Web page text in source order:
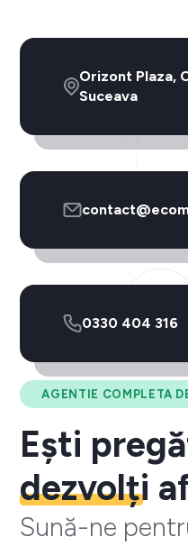
AGENTIE COMPLETA
Ești
dezvolți
Sună-ne
Orizont Plaza,
Suceava
0330 404 316